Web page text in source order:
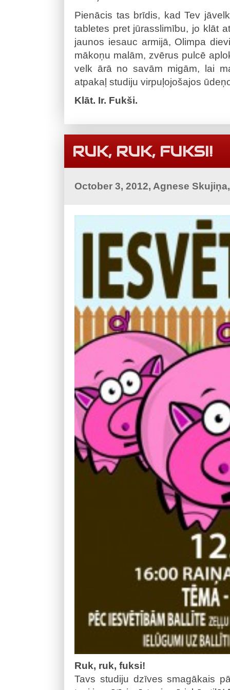
Pienācis tas brīdis, kad Tev
tabletes pret jūrasslimību, jo klāt
jaunos iesauc armijā, Olimpa
mākoņu malām, zvērus pulcē
velk ārā no savām migām, lai
atpakaļ studiju virpuļojošajos
Klāt. Ir. Fukši.
RUK, RUK, FUKSI!
October 3, 2012, Agnese
Ruk, ruk, fuksi!
Tavs studiju dzīves smagākais